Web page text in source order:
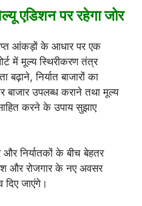
एडिशन पर रहेगा जोर
आंकड़ों के आधार पर एक
में मूल्य स्थिरीकरण तंत्र
निर्यात बाजारों का
बाजार उपलब्ध कराने तथा मूल्य
करने के उपाय सुझाए
निर्यातकों के बीच बेहतर
और रोजगार के नए अवसर
जाएंगे।